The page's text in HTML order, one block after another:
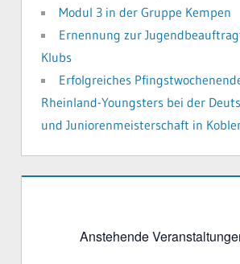
Modul 3 in der Gruppe Kempen
Ernennung zur
Klubs
Erfolgreiches
Rheinland-Youngsters bei der
und Juniorenmeisterschaft in
Anstehende